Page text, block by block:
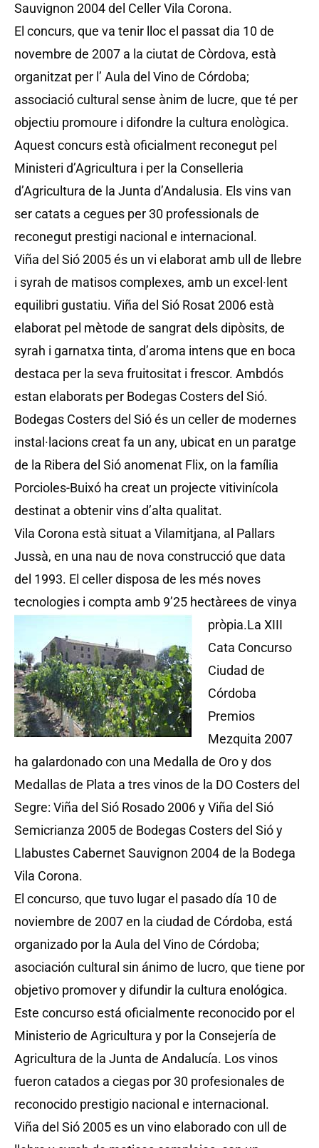
Sauvignon 2004 del Celler Vila Corona.
El concurs, que va tenir lloc el passat dia 10 de
novembre de 2007 a la ciutat de Còrdova, està
organitzat per l’ Aula del Vino de Córdoba;
associació cultural sense ànim de lucre, que té per
objectiu promoure i difondre la cultura enològica.
Aquest concurs està oficialment reconegut pel
Ministeri d’Agricultura i per la Conselleria
d’Agricultura de la Junta d’Andalusia. Els vins van
ser catats a cegues per 30 professionals de
reconegut prestigi nacional e internacional.
Viña del Sió 2005 és un vi elaborat amb ull de llebre
i syrah de matisos complexes, amb un excel·lent
equilibri gustatiu. Viña del Sió Rosat 2006 està
elaborat pel mètode de sangrat dels dipòsits, de
syrah i garnatxa tinta, d’aroma intens que en boca
destaca per la seva fruitositat i frescor. Ambdós
estan elaborats per Bodegas Costers del Sió.
Bodegas Costers del Sió és un celler de modernes
instal·lacions creat fa un any, ubicat en un paratge
de la Ribera del Sió anomenat Flix, on la família
Porcioles-Buixó ha creat un projecte vitivinícola
destinat a obtenir vins d’alta qualitat.
Vila Corona està situat a Vilamitjana, al Pallars
Jussà, en una nau de nova construcció que data
del 1993. El celler disposa de les més noves
tecnologies i compta amb 9’25 hectàrees de vinya
pròpia.La XIII
Cata Concurso
Ciudad de
Córdoba
Premios
Mezquita 2007
ha galardonado con una Medalla de Oro y dos
Medallas de Plata a tres vinos de la DO Costers del
Segre: Viña del Sió Rosado 2006 y Viña del Sió
Semicrianza 2005 de Bodegas Costers del Sió y
Llabustes Cabernet Sauvignon 2004 de la Bodega
Vila Corona.
El concurso, que tuvo lugar el pasado día 10 de
noviembre de 2007 en la ciudad de Córdoba, está
organizado por la Aula del Vino de Córdoba;
asociación cultural sin ánimo de lucro, que tiene por
objetivo promover y difundir la cultura enológica.
Este concurso está oficialmente reconocido por el
Ministerio de Agricultura y por la Consejería de
Agricultura de la Junta de Andalucía. Los vinos
fueron catados a ciegas por 30 profesionales de
reconocido prestigio nacional e internacional.
Viña del Sió 2005 es un vino elaborado con ull de